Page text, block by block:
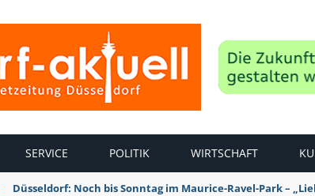
SERVICE POLITIK WIRTSCHAFT
Düsseldorf: Noch bis Sonntag im Maurice-Ravel-Park –